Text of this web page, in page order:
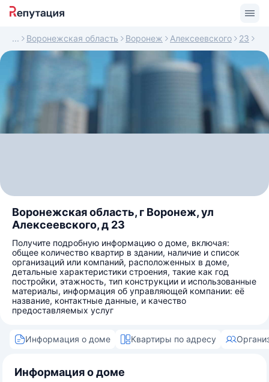
Воронежская область Воронеж Алексеевского 23
Воронежская область, г Воронеж, ул
Алексеевского, д 23
Получите подробную информацию о доме, включая:
общее количество квартир в здании, наличие и список
организаций или компаний, расположенных в доме,
детальные характеристики строения, такие как год
постройки, этажность, тип конструкции и использованные
материалы, информация об управляющей компании: её
название, контактные данные, и качество
предоставляемых услуг
Информация о доме Квартиры по адресу
Информация о доме